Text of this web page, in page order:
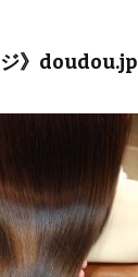
ジ》doudou.jp